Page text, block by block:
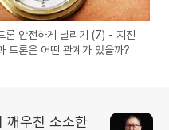
론 안전하게 날리기 (7) - 지진
드론은 어떤 관계가 있을까?
깨우친 소소한